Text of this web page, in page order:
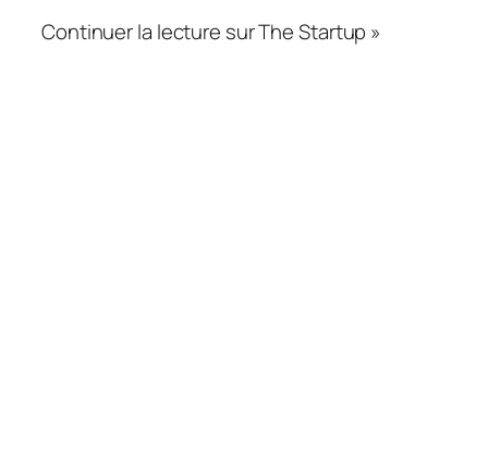
Continuer la lecture sur The Startup »